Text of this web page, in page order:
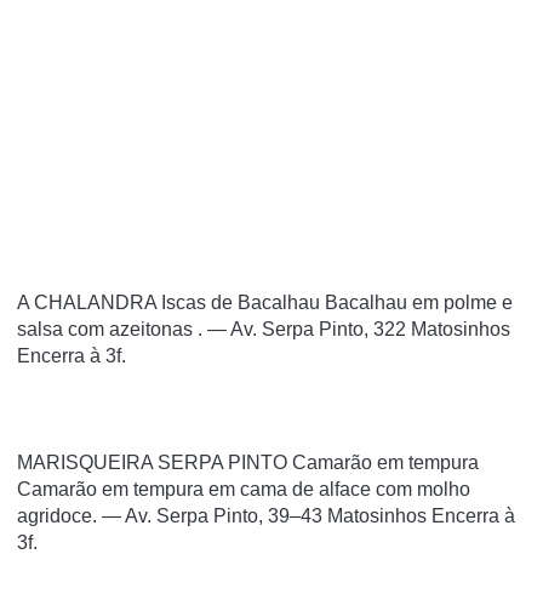
A CHALANDRA Iscas de Bacalhau Bacalhau em polme e
salsa com azeitonas . — Av. Serpa Pinto, 322 Matosinhos
Encerra à 3f.
MARISQUEIRA SERPA PINTO Camarão em tempura
Camarão em tempura em cama de alface com molho
agridoce. — Av. Serpa Pinto, 39–43 Matosinhos Encerra à
3f.